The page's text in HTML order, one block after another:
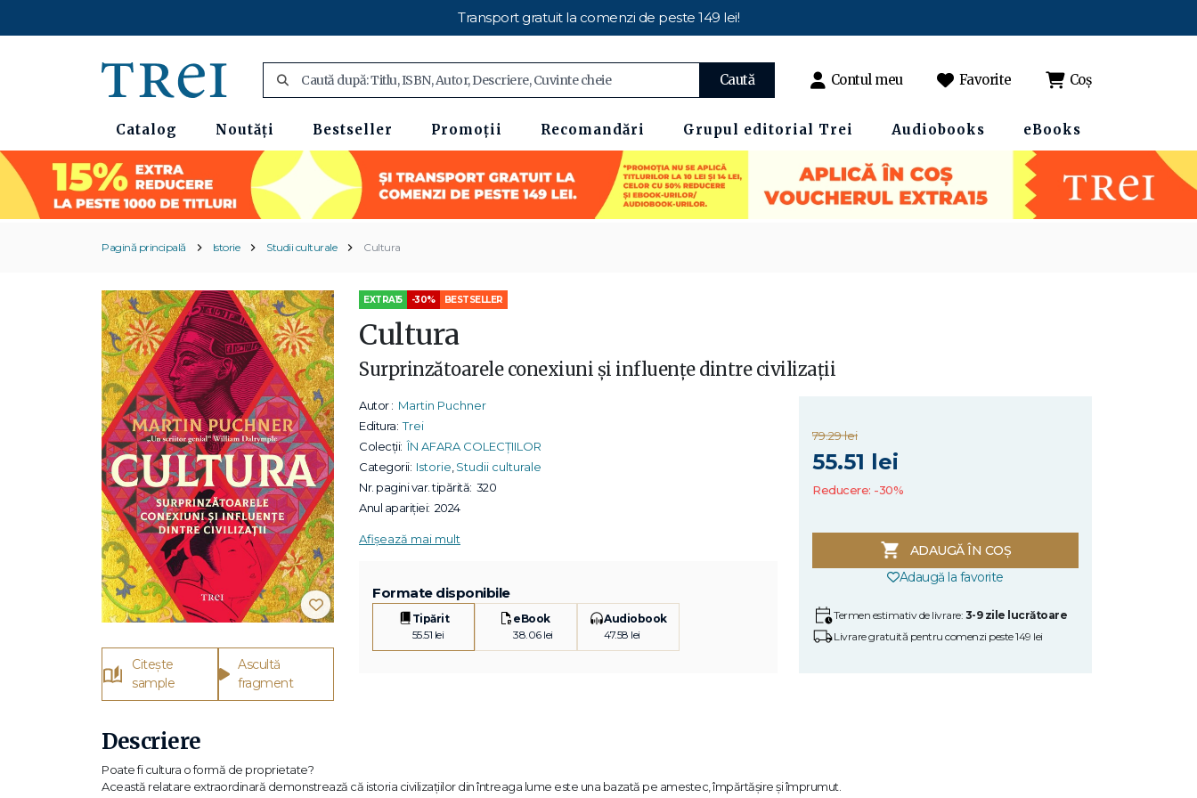
Transport gratuit la comenzi de peste 149 lei!
Caută Contul meu Favorite Coș
Catalog Noutăți Bestseller Promoții Recomandări Grupul editorial Trei Audiobooks eBooks
Pagină principală Istorie Studii culturale Cultura
Citește
sample
Ascultă
fragment
EXTRA15 -30% BESTSELLER
Cultura
Surprinzătoarele conexiuni și influențe dintre civilizații
Autor : Martin Puchner
Editura: Trei
Colecții: ÎN AFARA COLECȚIILOR
Categorii: Istorie Studii culturale
Nr. pagini var. tipărită: 320
Anul apariției: 2024
Afișează mai mult
Formate disponibile
Tipărit
55.51 lei
eBook
38.06 lei
Audiobook
47.58 lei
79.29 lei
55.51 lei
Reducere: -30%
ADAUGĂ ÎN COȘ
Adaugă la favorite
Termen estimativ de livrare: 3-9 zile lucrătoare
Livrare gratuită pentru comenzi peste 149 lei
Descriere
Poate fi cultura o formă de proprietate?
Această relatare extraordinară demonstrează că istoria civilizațiilor din întreaga lume este una bazată pe amestec, împărtășire și împrumut.